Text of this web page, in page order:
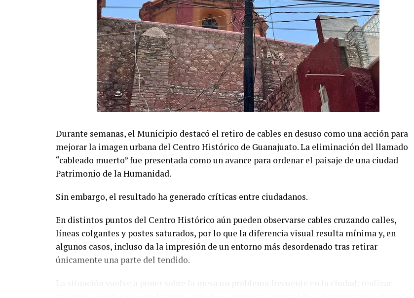
Durante semanas, el Municipio destacó el retiro de cables en desuso como una acción para
mejorar la imagen urbana del Centro Histórico de Guanajuato. La eliminación del llamado
“cableado muerto” fue presentada como un avance para ordenar el paisaje de una ciudad
Patrimonio de la Humanidad.
Sin embargo, el resultado ha generado críticas entre ciudadanos.
En distintos puntos del Centro Histórico aún pueden observarse cables cruzando calles,
líneas colgantes y postes saturados, por lo que la diferencia visual resulta mínima y, en
algunos casos, incluso da la impresión de un entorno más desordenado tras retirar
únicamente una parte del tendido.